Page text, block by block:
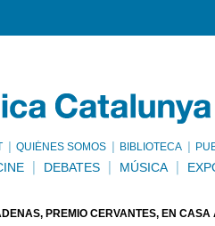
QUIÉNES SOMOS BIBLIOTECA
DEBATES MÚSICA
PREMIO CERVANTES, EN